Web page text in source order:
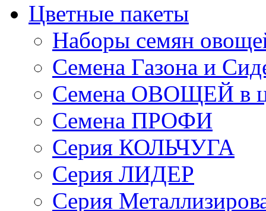
Цветные пакеты
Наборы семян
Семена Газона и
Семена ОВОЩЕЙ в
Семена ПРОФИ
Серия КОЛЬЧУГА
Серия ЛИДЕР
Серия